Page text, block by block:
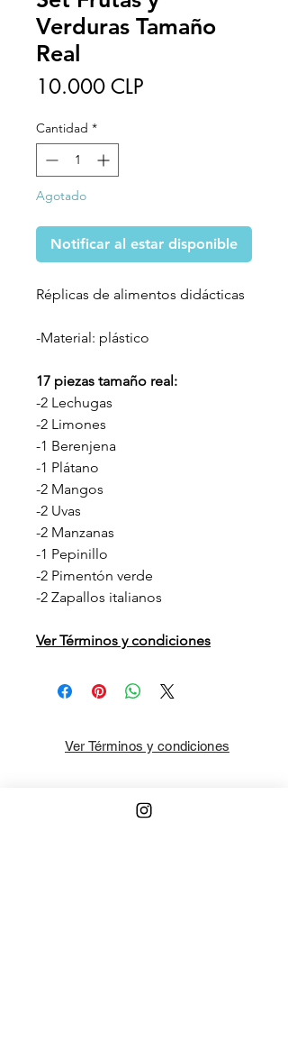
Verduras Tamaño
Real
10.000 CLP
Cantidad *
Agotado
Notificar al estar disponible
Réplicas de alimentos didácticas
-Material: plástico
17 piezas tamaño real:
-2 Lechugas
-2 Limones
-1 Berenjena
-1 Plátano
-2 Mangos
-2 Uvas
-2 Manzanas
-1 Pepinillo
-2 Pimentón verde
-2 Zapallos italianos
Ver Términos y condiciones
Ver Términos y condiciones